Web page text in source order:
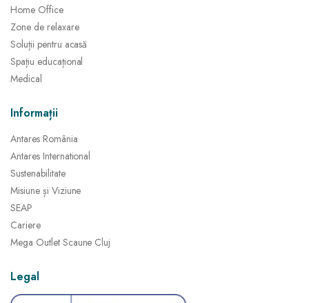
Home Office
Zone de relaxare
Soluții pentru acasă
Spațiu educațional
Medical
Informații
Antares România
Antares International
Sustenabilitate
Misiune și Viziune
SEAP
Cariere
Mega Outlet Scaune Cluj
Legal